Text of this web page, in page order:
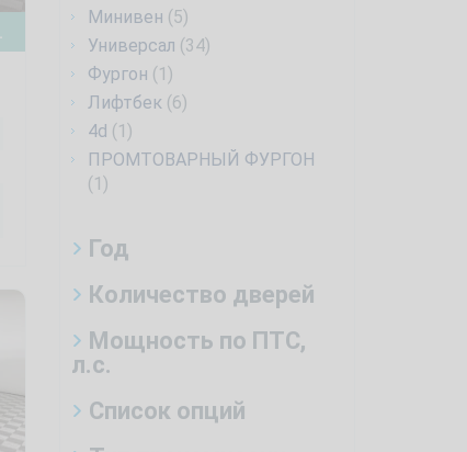
Минивен (5)
Универсал (34)
Фургон (1)
Лифтбек (6)
4d (1)
ПРОМТОВАРНЫЙ ФУРГОН
(1)
Год
Количество дверей
Мощность по ПТС,
л.с.
Список опций